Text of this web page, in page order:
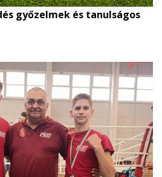
győzelmek és tanulságos